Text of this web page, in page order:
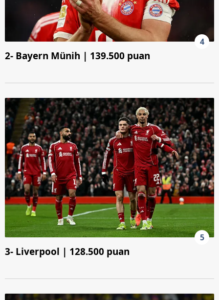
4
2- Bayern Münih | 139.500 puan
5
3- Liverpool | 128.500 puan